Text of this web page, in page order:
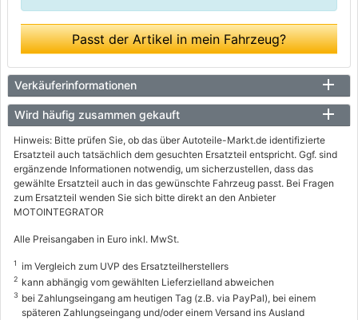
Passt der Artikel in mein Fahrzeug?
Verkäuferinformationen
Wird häufig zusammen gekauft
Hinweis: Bitte prüfen Sie, ob das über Autoteile-Markt.de identifizierte
Ersatzteil auch tatsächlich dem gesuchten Ersatzteil entspricht. Ggf. sind
ergänzende Informationen notwendig, um sicherzustellen, dass das
gewählte Ersatzteil auch in das gewünschte Fahrzeug passt. Bei Fragen
zum Ersatzteil wenden Sie sich bitte direkt an den Anbieter
MOTOINTEGRATOR
Alle Preisangaben in Euro inkl. MwSt.
1 im Vergleich zum UVP des Ersatzteilherstellers
2 kann abhängig vom gewählten Lieferzielland abweichen
3 bei Zahlungseingang am heutigen Tag (z.B. via PayPal), bei einem
späteren Zahlungseingang und/oder einem Versand ins Ausland